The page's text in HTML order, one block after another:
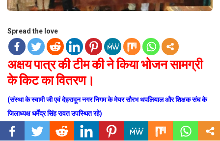
Spread the love
अक्षय पात्र की टीम की ने किया भोजन सामग्री
के किट का वितरण।
(संस्था के स्वामी जी एवं देहरादून नगर निगम के मेयर सौरभ थपलियाल और शिक्षक संघ के
जिलाध्यक्ष धर्मेंद्र सिंह रावत उपस्थित रहे)
उत्तराखंड (देहरादून) रविवार, 12 अक्टूबर 2025